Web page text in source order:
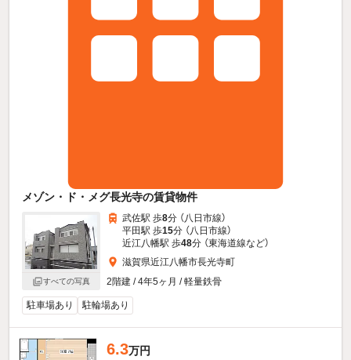
メゾン・ド・メグ長光寺の賃貸物件
すべての写真
武佐駅 歩8分 （八日市線）
平田駅 歩15分 （八日市線）
近江八幡駅 歩48分 （東海道線など）
滋賀県近江八幡市長光寺町
2階建 / 4年5ヶ月 / 軽量鉄骨
駐車場あり 駐輪場あり
6.3万円